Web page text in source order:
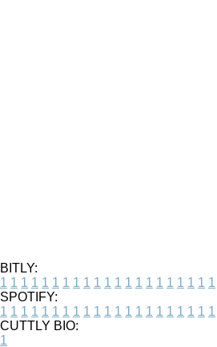
BITLY:
1 1 1 1 1 1 1 1 1 1 1 1 1 1 1 1 1 1 1 1 1
SPOTIFY:
1 1 1 1 1 1 1 1 1 1 1 1 1 1 1 1 1 1 1 1 1
CUTTLY BIO:
1